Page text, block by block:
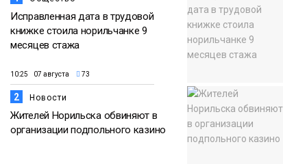
Исправленная дата в трудовой
книжке стоила норильчанке 9
месяцев стажа
10:25 07 августа 73
2 Новости
Жителей Норильска обвиняют в
организации подпольного казино